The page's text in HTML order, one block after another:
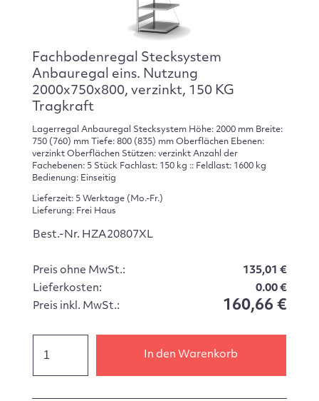
Fachbodenregal Stecksystem
Anbauregal eins. Nutzung
2000x750x800, verzinkt, 150 KG
Tragkraft
Lagerregal Anbauregal Stecksystem Höhe: 2000 mm Breite:
750 (760) mm Tiefe: 800 (835) mm Oberflächen Ebenen:
verzinkt Oberflächen Stützen: verzinkt Anzahl der
Fachebenen: 5 Stück Fachlast: 150 kg :: Feldlast: 1600 kg
Bedienung: Einseitig
Lieferzeit: 5 Werktage (Mo.-Fr.)
Lieferung: Frei Haus
Best.-Nr. HZA20807XL
Preis ohne MwSt.:
135,01 €
Lieferkosten:
0.00 €
Preis inkl. MwSt.:
160,66 €
In den Warenkorb